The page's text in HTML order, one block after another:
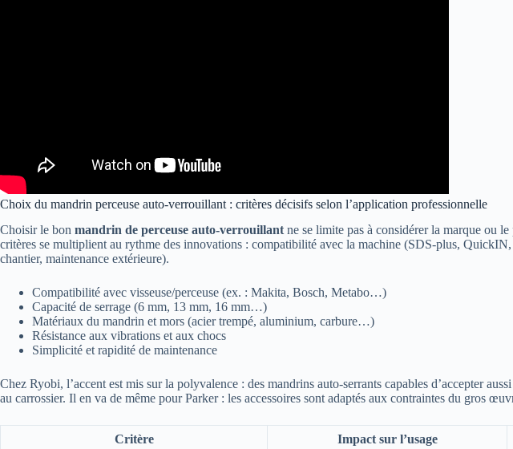
Choix du mandrin perceuse auto-verrouillant : critères décisifs selon l’application professionnelle
Choisir le bon mandrin de perceuse auto-verrouillant ne se limite pas à considérer la marque ou
critères se multiplient au rythme des innovations : compatibilité avec la machine (SDS-plus,
chantier, maintenance extérieure).
Compatibilité avec visseuse/perceuse (ex. : Makita, Bosch, Metabo…)
Capacité de serrage (6 mm, 13 mm, 16 mm…)
Matériaux du mandrin et mors (acier trempé, aluminium, carbure…)
Résistance aux vibrations et aux chocs
Simplicité et rapidité de maintenance
Chez Ryobi, l’accent est mis sur la polyvalence : des mandrins auto-serrants capables d’accepter
au carrossier. Il en va de même pour Parker : les accessoires sont adaptés aux contraintes du gros
Critère Impact sur l’usage